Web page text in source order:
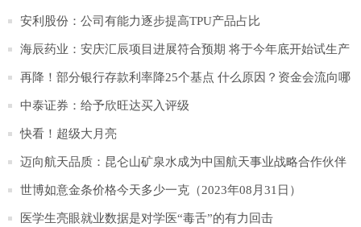
安利股份：公司有能力逐步提高TPU产品占比
海辰药业：安庆汇辰项目进展符合预期 将于今年底开始试生产
再降！部分银行存款利率降25个基点 什么原因？资金会流向哪
儿
中泰证券：给予欣旺达买入评级
快看！超级大月亮
迈向航天品质：昆仑山矿泉水成为中国航天事业战略合作伙伴
世博如意金条价格今天多少一克（2023年08月31日）
医学生亮眼就业数据是对学医“毒舌”的有力回击